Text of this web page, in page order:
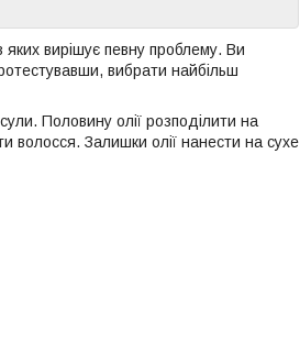
яких вирішує певну проблему. Ви
вибрати найбільш
Половину олії розподілити на
Залишки олії нанести на сухе